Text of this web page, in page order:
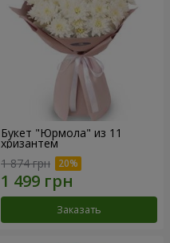
Букет "Юрмола" из 11
хризантем
1 874 грн
Заказать